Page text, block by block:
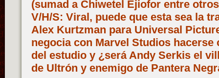
(sumad a Chiwetel Ejiofor entre
V/H/S: Viral, puede que esta sea la
Alex Kurtzman para Universal
negocia con Marvel Studios
del estudio y ¿será Andy Serkis el
de Ultrón y enemigo de Pantera